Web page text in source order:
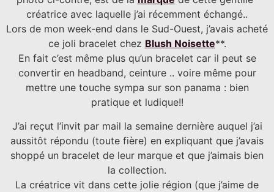
créatrice avec laquelle j’ai récemment échangé..
Lors de mon week-end dans le Sud-Ouest, j’avais acheté
ce joli bracelet chez Blush Noisette**.
En fait c’est même plus qu’un bracelet car il peut se
convertir en headband, ceinture .. voire même pour
mettre une touche sympa sur son panama : bien
pratique et ludique!!
J’ai reçut l’invit par mail la semaine dernière auquel j’ai
aussitôt répondu (toute fière) en expliquant que j’avais
shoppé un bracelet de leur marque et que j’aimais bien
la collection.
La créatrice vit dans cette jolie région (que j’aime de